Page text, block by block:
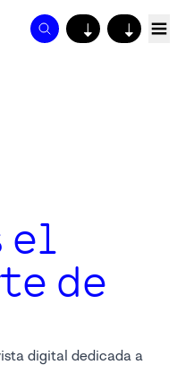
↓ ↓
el
de
digital dedicada a